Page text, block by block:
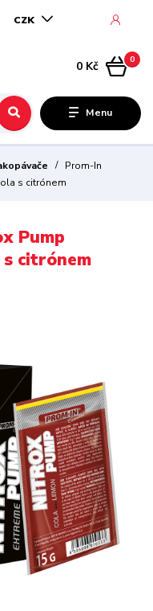
Menu
CZK
0
0 Kč
Prom-In
s citrónem
Pump
citrónem